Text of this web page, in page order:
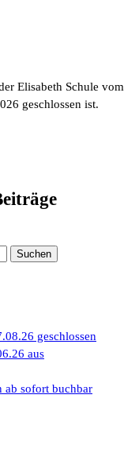
Elisabeth Schule vom
geschlossen ist.
geschlossen
aus
ab sofort buchbar